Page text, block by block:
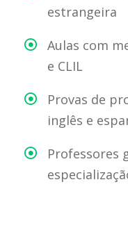
estrangeira
Aulas com
e CLIL
Provas de
inglês e
Professores